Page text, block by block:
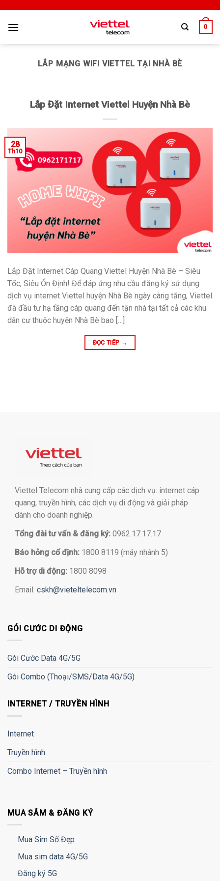
0
LẮP MẠNG WIFI VIETTEL TẠI NHÀ BÈ
Lắp Đặt Internet Viettel Huyện Nhà Bè
28
Th10
Lắp Đặt Internet Cáp Quang Viettel Huyện Nhà Bè – Siêu
Tốc, Siêu Ổn Định! Để đáp ứng nhu cầu đăng ký sử dụng
dịch vụ internet Viettel huyện Nhà Bè ngày càng tăng, Viettel
đã đầu tư hạ tầng cáp quang đến tận nhà tại tất cả các khu
dân cư thuộc huyện Nhà Bè bao […]
ĐỌC TIẾP →
Viettel Telecom nhà cung cấp các dịch vụ: internet cáp
quang, truyền hình, các dịch vụ di động và giải pháp
dành cho doanh nghiệp.
Tổng đài tư vấn & đăng ký: 0962.17.17.17
Báo hỏng cố định: 1800 8119 (máy nhánh 5)
Hỗ trợ di động: 1800 8098
Email: cskh@vieteltelecom.vn
GÓI CƯỚC DI ĐỘNG
Gói Cước Data 4G/5G
Gói Combo (Thoại/SMS/Data 4G/5G)
INTERNET / TRUYỀN HÌNH
Internet
Truyền hình
Combo Internet – Truyền hình
MUA SẮM & ĐĂNG KÝ
Mua Sim Số Đẹp
Mua sim data 4G/5G
Đăng ký 5G